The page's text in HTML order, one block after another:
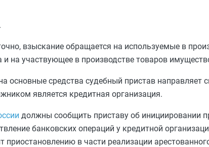
взыскание обращается на используемые в
на участвующее в производстве товаров
основные средства судебный пристав направляет
является кредитная организация.
должны сообщить приставу об инициировании
банковских операций у кредитной
приостановлению в части реализации